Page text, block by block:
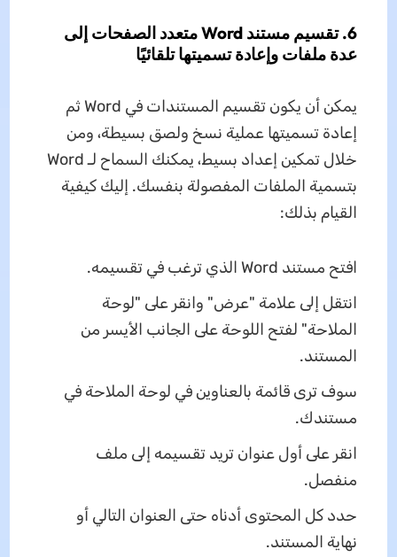
6. تقسيم مستند Word متعدد الصفحات إلى
عدة ملفات وإعادة تسميتها تلقائيًا
يمكن أن يكون تقسيم المستندات في Word ثم
إعادة تسميتها عملية نسخ ولصق بسيطة، ومن
خلال تمكين إعداد بسيط، يمكنك السماح لـ Word
بتسمية الملفات المفصولة بنفسك. إليك كيفية
القيام بذلك:
افتح مستند Word الذي ترغب في تقسيمه.
انتقل إلى علامة "عرض" وانقر على "لوحة
الملاحة" لفتح اللوحة على الجانب الأيسر من
المستند.
سوف ترى قائمة بالعناوين في لوحة الملاحة في
مستندك.
انقر على أول عنوان تريد تقسيمه إلى ملف
منفصل.
حدد كل المحتوى أدناه حتى العنوان التالي أو
نهاية المستند.